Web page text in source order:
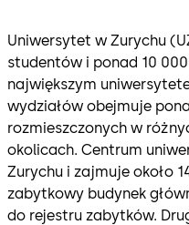
Uniwersytet w Zurychu
studentów i ponad 10
największym
wydziałów obejmuje
rozmieszczonych w
okolicach. Centrum
Zurychu i zajmuje około
zabytkowy budynek
do rejestru zabytków.